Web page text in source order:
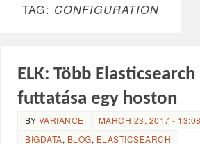
TAG: CONFIGURATION
ELK: Több
futtatása egy hoston
BY VARIANCE
MARCH 23, 2017 - 13:08
BIGDATA, BLOG, ELASTICSEARCH